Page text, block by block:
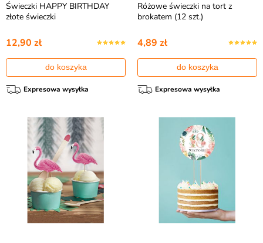
Świeczki HAPPY BIRTHDAY
złote świeczki
12,90 zł
do koszyka
Expresowa wysyłka
Różowe świeczki na tort z
brokatem (12 szt.)
4,89 zł
do koszyka
Expresowa wysyłka